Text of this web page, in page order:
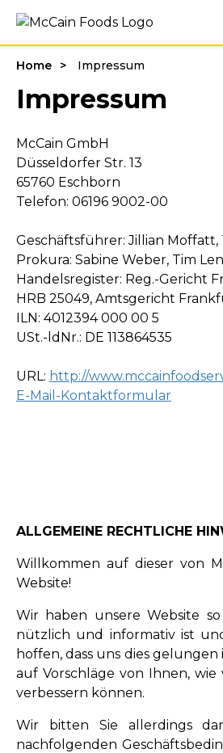
Home Impressum
Impressum
McCain GmbH
Düsseldorfer Str. 13
65760 Eschborn
Telefon: 06196 9002-00
Geschäftsführer: Jillian Moffatt,
Prokura: Sabine Weber, Tim
Handelsregister: Reg.-Gericht
HRB 25049, Amtsgericht
ILN: 4012394 000 00 5
USt.-ldNr.: DE 113864535
URL: http://
E-Mail-Kontaktformular
ALLGEMEINE RECHTLICHE
Willkommen auf dieser von
Website!
Wir haben unsere Website
nützlich und informativ ist
hoffen, dass uns dies
auf Vorschläge von Ihnen,
verbessern können.
Wir bitten Sie allerdings
nachfolgenden